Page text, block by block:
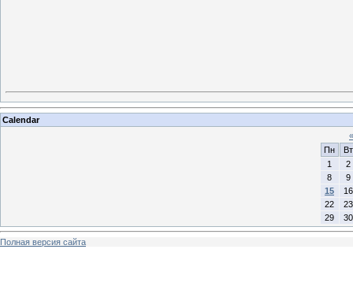
Calendar
«
Пн
Вт
1
2
8
9
15
16
22
23
29
30
Полная версия сайта